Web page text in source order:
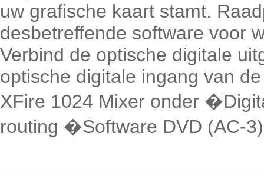
uw grafische kaart stamt.
desbetreffende software voor
Verbind de optische digitale
optische digitale ingang van
XFire 1024 Mixer onder
routing �Software DVD (AC-